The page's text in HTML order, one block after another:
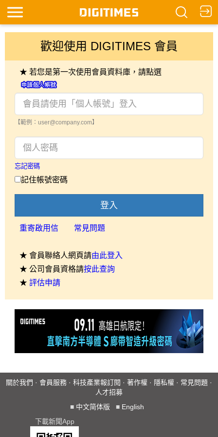
歡迎使用 DIGITIMES 會員
★ 若您是第一次使用會員資料庫，請點選
【範例：user@company.com】
忘記密碼
記住帳號密碼
登入
重寄啟用信 常見問題
★ 會員聯絡人網頁請由此登入
★ 公司會員資格請按此查詢
★ 評估申請
關於我們 · 會員服務 · 科技產業報訂閱 · 著作權 · 隱私權 · 常見問題 ·
人才招募
■ 中文简体版 ■ English
下載新聞App